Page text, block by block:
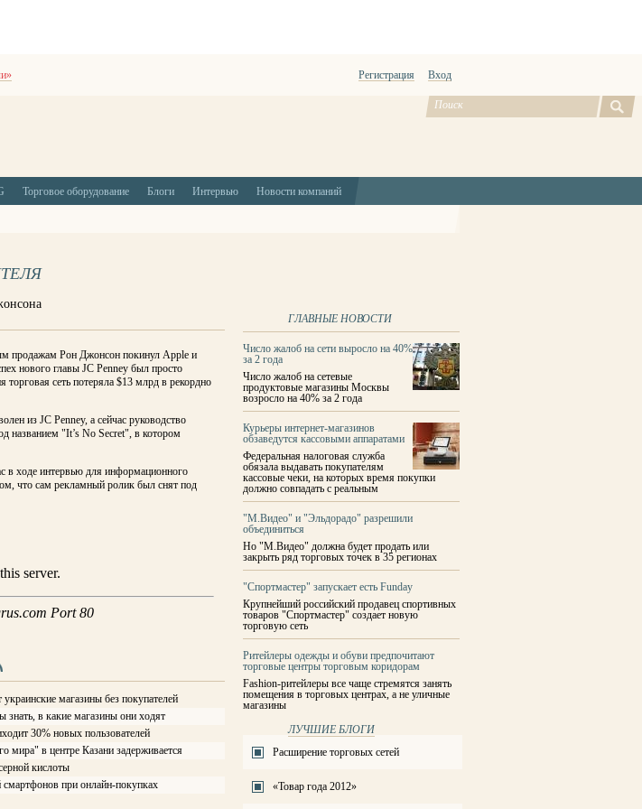
Регистрация Вход
Торговое оборудование Блоги Интервью Новости компаний
продажам Рон Джонсон покинул Apple и
нового главы JC Penney был просто
сеть потеряла $13 млрд в рекордно
из JC Penney, а сейчас руководство
названием "It’s No Secret", в котором
в ходе интервью для информационного
что сам рекламный ролик был снят под
магазины без покупателей
в какие магазины они ходят
30% новых пользователей
мира" в центре Казани задерживается
кислоты
смартфонов при онлайн-покупках
ГЛАВНЫЕ НОВОСТИ
Число жалоб на сети выросло на 40%
за 2 года
Число жалоб на сетевые
продуктовые магазины Москвы
возросло на 40% за 2 года
Курьеры интернет-магазинов
обзаведутся кассовыми аппаратами
Федеральная налоговая служба
обязала выдавать покупателям
кассовые чеки, на которых время покупки
должно совпадать с реальным
"М.Видео" и "Эльдорадо" разрешили
объединиться
Но "М.Видео" должна будет продать или
закрыть ряд торговых точек в 35 регионах
"Спортмастер" запускает есть Funday
Крупнейший российский продавец спортивных
товаров "Спортмастер" создает новую
торговую сеть
Ритейлеры одежды и обуви предпочитают
торговые центры торговым коридорам
Fashion-ритейлеры все чаще стремятся занять
помещения в торговых центрах, а не уличные
магазины
ЛУЧШИЕ БЛОГИ
Расширение торговых сетей
«Товар года 2012»